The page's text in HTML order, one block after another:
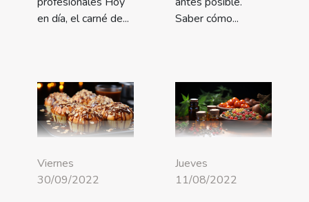
en día, el carné de...
Saber cómo...
Viernes
30/09/2022
Jueves
11/08/2022